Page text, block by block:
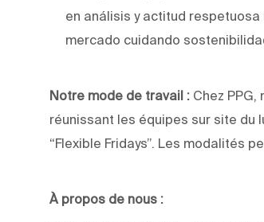
en análisis y actitud
mercado cuidando
Notre mode de travail : Chez
réunissant les équipes sur site du
“Flexible Fridays”. Les modalités
À propos de nous :